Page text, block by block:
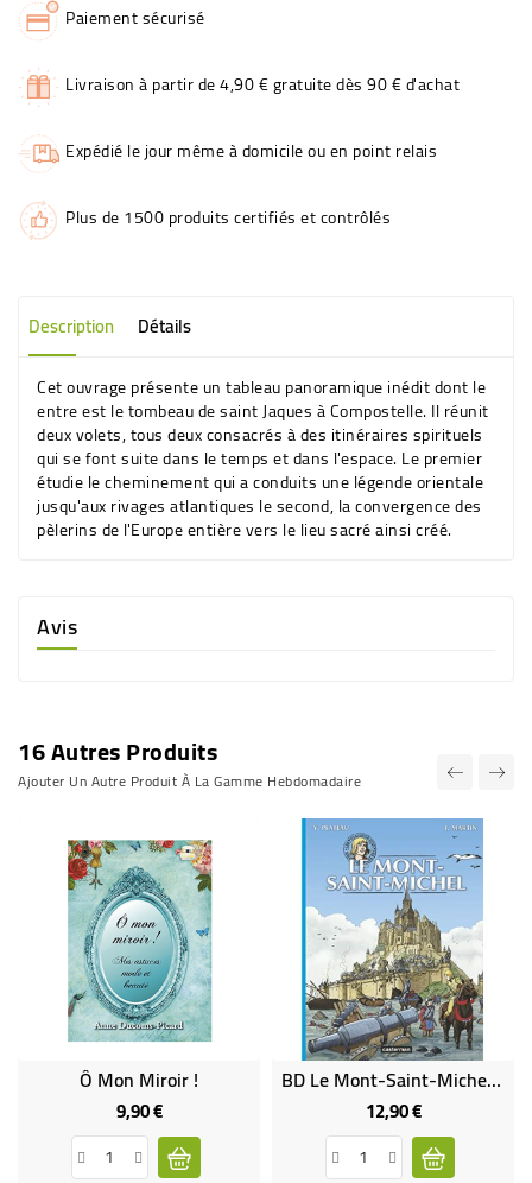
Paiement sécurisé
Livraison à partir de 4,90 € gratuite dès 90 € d'achat
Expédié le jour même à domicile ou en point relais
Plus de 1500 produits certifiés et contrôlés
Description Détails
Cet ouvrage présente un tableau panoramique inédit dont le
entre est le tombeau de saint Jaques à Compostelle. Il réunit
deux volets, tous deux consacrés à des itinéraires spirituels
qui se font suite dans le temps et dans l'espace. Le premier
étudie le cheminement qui a conduits une légende orientale
jusqu'aux rivages atlantiques le second, la convergence des
pèlerins de l'Europe entière vers le lieu sacré ainsi créé.
Avis
16 Autres Produits
Ajouter Un Autre Produit À La Gamme Hebdomadaire
Ô Mon Miroir !
9,90 €Prix
BD Le Mont-Saint-Michel - Voyage De Jhen
12,90 €Prix